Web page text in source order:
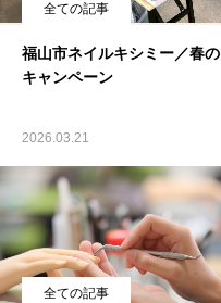
全ての記事
福山市ネイルキシミー／春の
キャンペーン
2026.03.21
全ての記事